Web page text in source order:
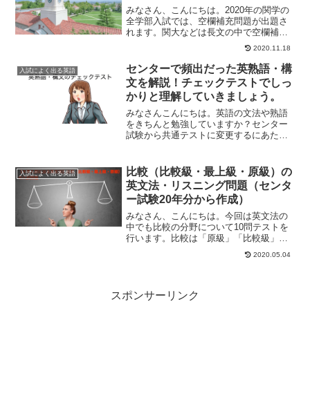
みなさん、こんにちは。2020年の関学の
全学部入試では、空欄補充問題が出題さ
れます。関大などは長文の中で空欄補充
をしていくのに対し、関学は独立した問
題として空欄補充問題があります。今回
は、2020年2月1日の問題からとってきま
した。関学の空...
2020.11.18
入試によく出る英語
センターで頻出だった英熟語・構
文を解説！チェックテストでしっ
かりと理解していきましょう。
みなさんこんにちは。英語の文法や熟語
をきちんと勉強していますか？センター
試験から共通テストに変更するにあた
いても限界が来てしまいます。やはり英
語を学ぶ上で欠かせないのが、...
入試によく出る英語
比較（比較級・最上級・原級）の
英文法・リスニング問題（センタ
ー試験20年分から作成）
みなさん、こんにちは。今回は英文法の
中でも比較の分野について10問テストを
行います。比較は「原級」「比較級」
「最上級」という意味が分かれていて、
独特な文法構造を取ります。特に何かを
2020.05.04
スポンサーリンク